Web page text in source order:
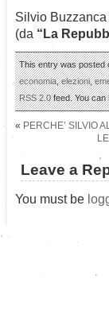
Silvio Buzzanca
(da “La
This entry was posted
economia,elezioni,
RSS 2.0feed. You can
« PERCHE’ SILVIO
Leave a
You must be